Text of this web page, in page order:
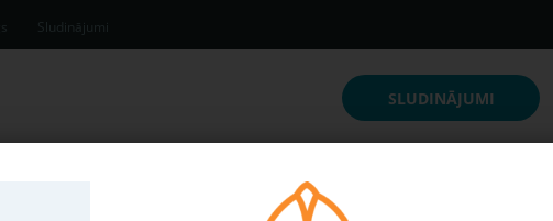
Sludinājumi
SLUDINĀJUMI